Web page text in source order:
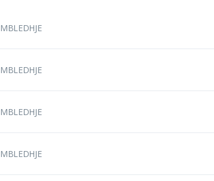
MBLEDHJE
MBLEDHJE
MBLEDHJE
MBLEDHJE